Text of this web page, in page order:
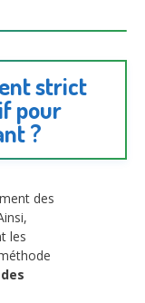
strict
pour
?
des
les